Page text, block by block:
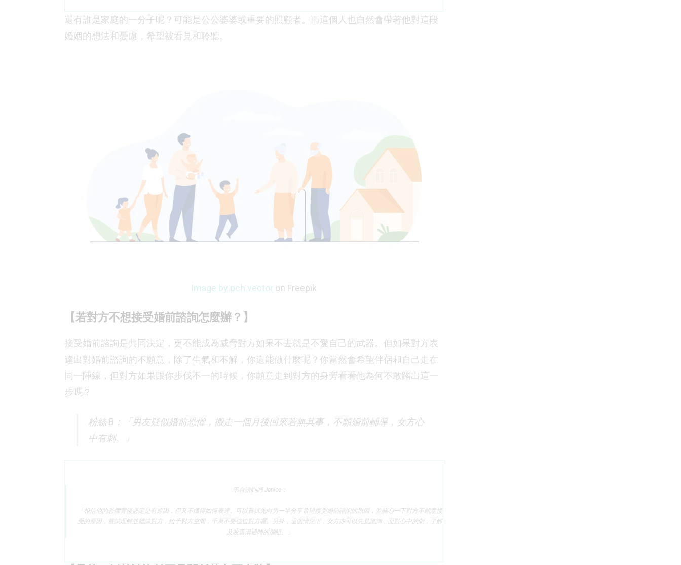
還有誰是家庭的一分子呢？可能是公公婆婆或重要的照顧者。而這個人也自然會帶著他對這段
婚姻的想法和憂慮，希望被看見和聆聽。
Image by pch.vector on Freepik
【若對方不想接受婚前諮詢怎麼辦？】
接受婚前諮詢是共同決定，更不能成為威脅對方如果不去就是不愛自己的武器。但如果對方表
達出對婚前諮詢的不願意，除了生氣和不解，你還能做什麼呢？你當然會希望伴侶和自己走在
同一陣線，但對方如果跟你步伐不一的時候，你願意走到對方的身旁看看他為何不敢踏出這一
步嗎？
粉絲 B：「男友疑似婚前恐懼，搬走一個月後回來若無其事，不願婚前輔導，女方心
中有刺。」
平台諮詢師 Janice：
「相信他的恐懼背後必定是有原因，但又不懂得如何表達。可以嘗試先向另一半分享希望接受婚前諮詢的原因，並關心一下對方不願意接
受的原因，嘗試理解並體諒對方，給予對方空間，千萬不要強迫對方喔。另外，這個情況下，女方亦可以先見諮詢，面對心中的刺，了解
及改善溝通時的攔阻。」